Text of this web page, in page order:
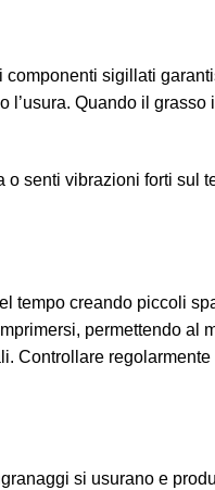
componenti sigillati
l’usura. Quando il grasso
o senti vibrazioni forti sul
tempo creando piccoli
permettendo al
Controllare regolarmente
si usurano e